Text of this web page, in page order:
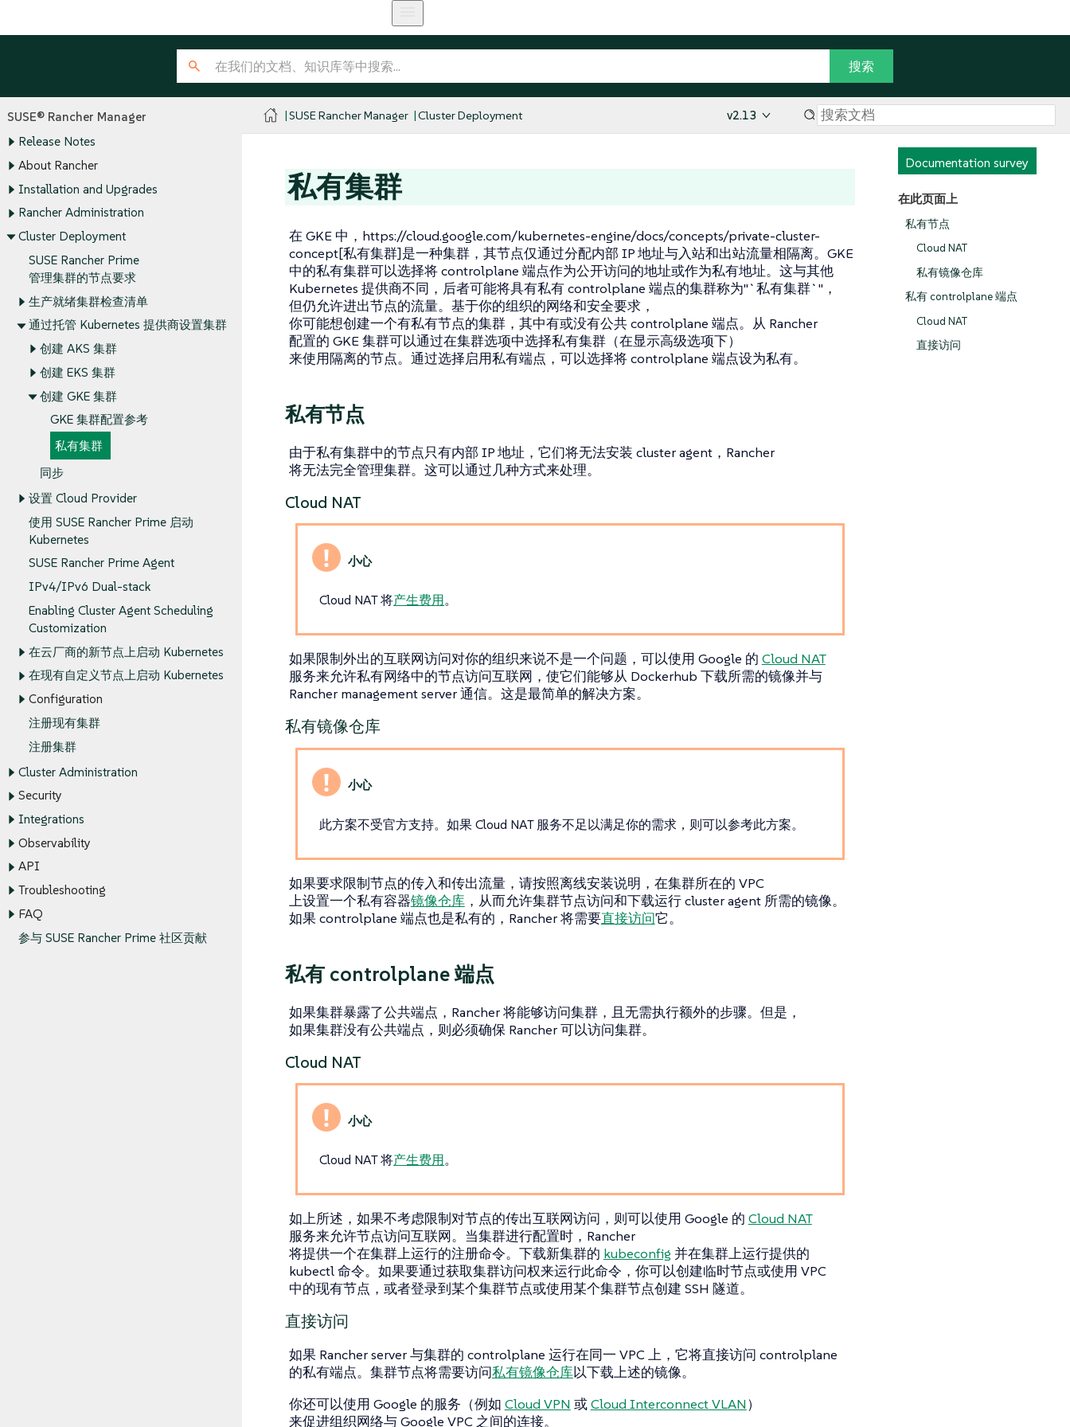
SUSE® Rancher Manager
Release Notes
About Rancher
Installation and Upgrades
Rancher Administration
Cluster Deployment
SUSE Rancher Prime
管理集群的节点要求
生产就绪集群检查清单
通过托管 Kubernetes 提供商设置集群
创建 AKS 集群
创建 EKS 集群
创建 GKE 集群
GKE 集群配置参考
私有集群
同步
设置 Cloud Provider
使用 SUSE Rancher Prime 启动
Kubernetes
SUSE Rancher Prime Agent
IPv4/IPv6 Dual-stack
Enabling Cluster Agent Scheduling
Customization
在云厂商的新节点上启动 Kubernetes
在现有自定义节点上启动 Kubernetes
Configuration
注册现有集群
注册集群
Cluster Administration
Security
Integrations
Observability
API
Troubleshooting
FAQ
参与 SUSE Rancher Prime 社区贡献
SUSE Rancher Manager Cluster Deployment v2.13
Documentation survey
在此页面上
私有节点
Cloud NAT
私有镜像仓库
私有 controlplane 端点
Cloud NAT
直接访问
私有集群
在 GKE 中，https://cloud.google.com/kubernetes-engine/docs/concepts/private-cluster-
concept[私有集群]是一种集群，其节点仅通过分配内部 IP 地址与入站和出站流量相隔离。GKE
中的私有集群可以选择将 controlplane 端点作为公开访问的地址或作为私有地址。这与其他
Kubernetes 提供商不同，后者可能将具有私有 controlplane 端点的集群称为"`私有集群`"，
但仍允许进出节点的流量。基于你的组织的网络和安全要求，
你可能想创建一个有私有节点的集群，其中有或没有公共 controlplane 端点。从 Rancher
配置的 GKE 集群可以通过在集群选项中选择私有集群（在显示高级选项下）
来使用隔离的节点。通过选择启用私有端点 ，可以选择将 controlplane 端点设为私有。
私有节点
由于私有集群中的节点只有内部 IP 地址，它们将无法安装 cluster agent，Rancher
将无法完全管理集群。这可以通过几种方式来处理。
Cloud NAT
Cloud NAT 将产生费用。
如果限制外出的互联网访问对你的组织来说不是一个问题，可以使用 Google 的 Cloud NAT
服务来允许私有网络中的节点访问互联网，使它们能够从 Dockerhub 下载所需的镜像并与
Rancher management server 通信。这是最简单的解决方案。
私有镜像仓库
此方案不受官方支持。如果 Cloud NAT 服务不足以满足你的需求，则可以参考此方案。
如果要求限制节点的传入和传出流量，请按照离线安装说明，在集群所在的 VPC
上设置一个私有容器镜像仓库，从而允许集群节点访问和下载运行 cluster agent 所需的镜像。
如果 controlplane 端点也是私有的，Rancher 将需要直接访问它。
私有 controlplane 端点
如果集群暴露了公共端点，Rancher 将能够访问集群，且无需执行额外的步骤。但是，
如果集群没有公共端点，则必须确保 Rancher 可以访问集群。
Cloud NAT
Cloud NAT 将产生费用。
如上所述，如果不考虑限制对节点的传出互联网访问，则可以使用 Google 的 Cloud NAT
服务来允许节点访问互联网。当集群进行配置时，Rancher
将提供一个在集群上运行的注册命令。下载新集群的 kubeconfig 并在集群上运行提供的
kubectl 命令。如果要通过获取集群访问权来运行此命令，你可以创建临时节点或使用 VPC
中的现有节点，或者登录到某个集群节点或使用某个集群节点创建 SSH 隧道。
直接访问
如果 Rancher server 与集群的 controlplane 运行在同一 VPC 上，它将直接访问 controlplane
的私有端点。集群节点将需要访问私有镜像仓库以下载上述的镜像。
你还可以使用 Google 的服务（例如 Cloud VPN 或Cloud Interconnect VLAN）
来促进组织网络与 Google VPC 之间的连接。